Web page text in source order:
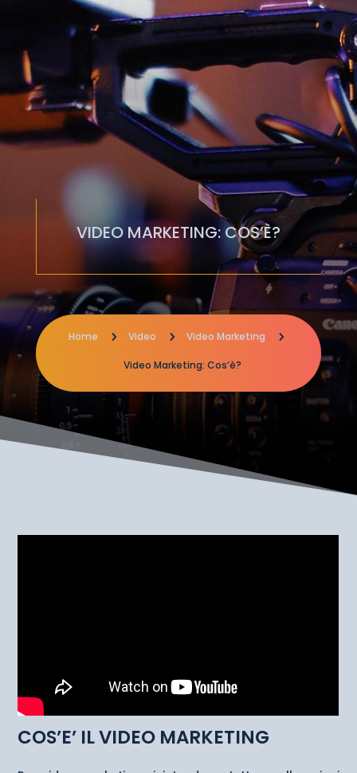
VIDEO MARKETING: COS’È?
Home 5 Video 5 Video Marketing 5
Video Marketing: Cos’è?
COS’E’ IL VIDEO MARKETING